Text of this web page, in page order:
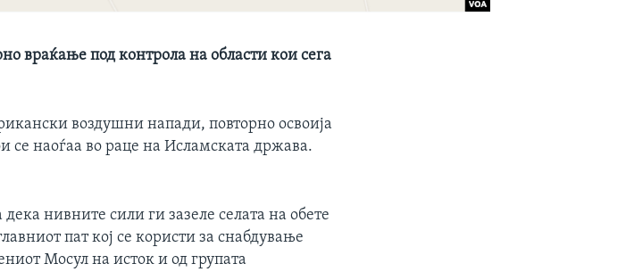
враќање под контрола на области кои сега
воздушни напади, повторно освоија
се наоѓаа во раце на Исламската држава.
нивните сили ги зазеле селата на обете
пат кој се користи за снабдување
Мосул на исток и од групата